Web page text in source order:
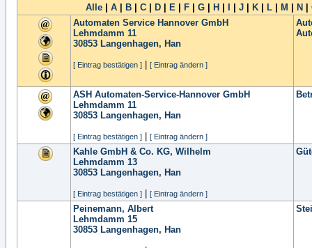
Alle
A B C D E F G H J K L M N
Automaten Service Hannover GmbH
Lehmdamm 11
30853 Langenhagen, Han
[ Eintrag bestätigen ] [ Eintrag ändern ]
ASH Automaten-Service-Hannover GmbH
Lehmdamm 11
30853 Langenhagen, Han
[ Eintrag bestätigen ] [ Eintrag ändern ]
Kahle GmbH & Co. KG, Wilhelm
Lehmdamm 13
30853 Langenhagen, Han
[ Eintrag bestätigen ] [ Eintrag ändern ]
Peinemann, Albert
Lehmdamm 15
30853 Langenhagen, Han